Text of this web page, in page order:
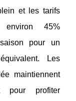
et les tarifs
environ 45%
pour un
Les
maintiennent
pour profiter